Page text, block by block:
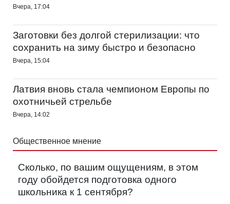
Вчера, 17:04
Заготовки без долгой стерилизации: что
сохранить на зиму быстро и безопасно
Вчера, 15:04
Латвия вновь стала чемпионом Европы по
охотничьей стрельбе
Вчера, 14:02
Общественное мнение
Сколько, по вашим ощущениям, в этом
году обойдется подготовка одного
школьника к 1 сентября?